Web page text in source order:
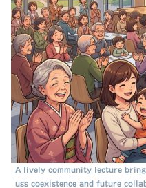
A lively community lecture
uss coexistence and future